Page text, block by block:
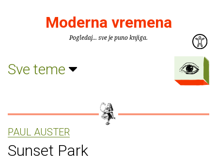
Moderna vremena
Pogledaj... sve je puno knjiga.
Sve teme
PAUL AUSTER
Sunset Park